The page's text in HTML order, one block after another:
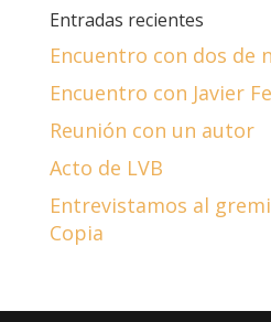
Entradas recientes
Encuentro con dos de
Encuentro con Javier
Reunión con un autor
Acto de LVB
Entrevistamos al
Copia